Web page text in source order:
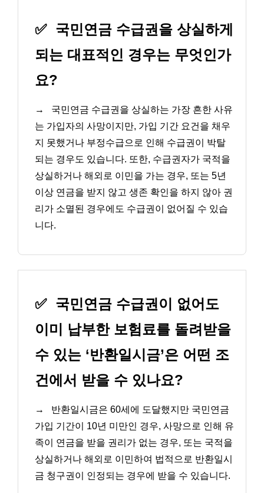
✅ 국민연금 수급권을 상실하게
되는 대표적인 경우는 무엇인가
요?
→
국민연금 수급권을 상실하는 가장 흔한 사유
는 가입자의 사망이지만, 가입 기간 요건을 채우
지 못했거나 부정수급으로 인해 수급권이 박탈
되는 경우도 있습니다. 또한, 수급권자가 국적을
상실하거나 해외로 이민을 가는 경우, 또는 5년
이상 연금을 받지 않고 생존 확인을 하지 않아 권
리가 소멸된 경우에도 수급권이 없어질 수 있습
니다.
✅ 국민연금 수급권이 없어도
이미 납부한 보험료를 돌려받을
수 있는 ‘반환일시금’은 어떤 조
건에서 받을 수 있나요?
→
반환일시금은 60세에 도달했지만 국민연금
가입 기간이 10년 미만인 경우, 사망으로 인해 유
족이 연금을 받을 권리가 없는 경우, 또는 국적을
상실하거나 해외로 이민하여 법적으로 반환일시
금 청구권이 인정되는 경우에 받을 수 있습니다.